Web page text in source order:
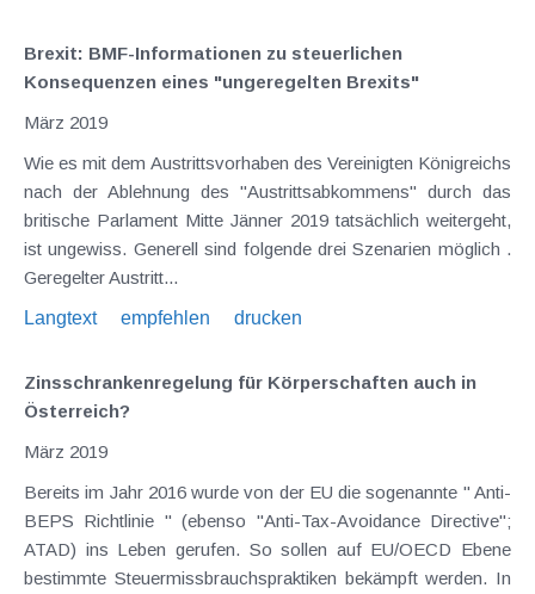
Brexit: BMF-Informationen zu steuerlichen
Konsequenzen eines "ungeregelten Brexits"
März 2019
Wie es mit dem Austrittsvorhaben des Vereinigten Königreichs
nach der Ablehnung des "Austrittsabkommens" durch das
britische Parlament Mitte Jänner 2019 tatsächlich weitergeht,
ist ungewiss. Generell sind folgende drei Szenarien möglich .
Geregelter Austritt...
Langtext
empfehlen drucken
Zinsschrankenregelung für Körperschaften auch in
Österreich?
März 2019
Bereits im Jahr 2016 wurde von der EU die sogenannte " Anti-
BEPS Richtlinie " (ebenso "Anti-Tax-Avoidance Directive";
ATAD) ins Leben gerufen. So sollen auf EU/OECD Ebene
bestimmte Steuermissbrauchspraktiken bekämpft werden. In